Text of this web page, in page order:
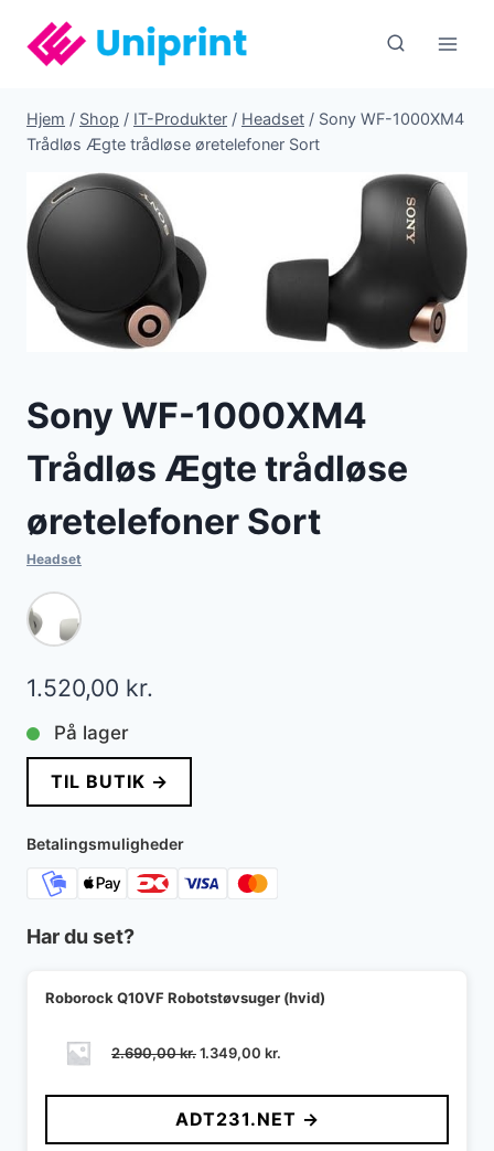
indhold
Hjem / Shop / IT-Produkter / Headset / Sony WF-1000XM4
Trådløs Ægte trådløse øretelefoner Sort
Sony WF-1000XM4
Trådløs Ægte trådløse
øretelefoner Sort
Headset
1.520,00 kr.
På lager
TIL BUTIK →
Betalingsmuligheder
Har du set?
Roborock Q10VF Robotstøvsuger (hvid)
2.690,00kr.Den
pris
var:
2.690,00 kr..
1.349,00 kr.
pris
er:
1.349,00 kr..
ADT231.NET →